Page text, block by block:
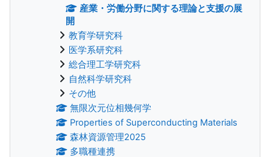
産業・労働分野に関する理論と支援の展
開
教育学研究科
医学系研究科
総合理工学研究科
自然科学研究科
その他
無限次元位相幾何学
Properties of Superconducting Materials
森林資源管理2025
多職種連携